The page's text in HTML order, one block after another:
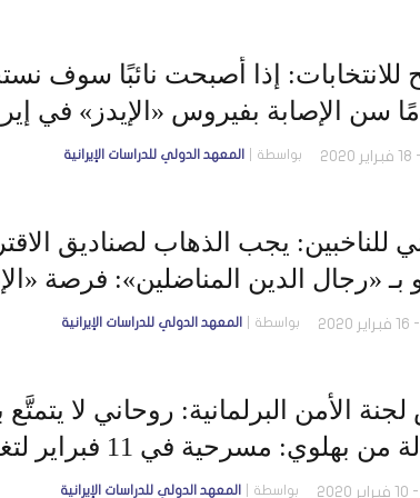
للانتخابات: إذا أصبحت نائبًا سوف
بواسطة المعهد الدولي للدراسات الإيرانية
للناخبين: يجب الذهاب لصناديق
«رجال الدين المناضلين»: فرصة
بواسطة المعهد الدولي للدراسات الإيرانية
الأمن البرلمانية: روحاني لا
مسرحية في 11 فبراير لتغطية مذابح نوفمبر
بواسطة المعهد الدولي للدراسات الإيرانية